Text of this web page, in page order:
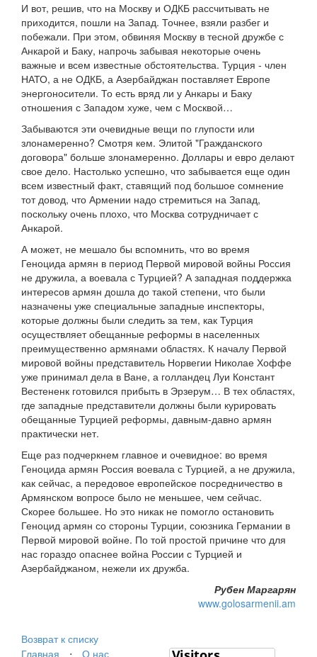
И вот, решив, что на Москву и ОДКБ рассчитывать не
приходится, пошли на Запад. Точнее, взяли разбег и
побежали. При этом, обвиняя Москву в тесной дружбе с
Анкарой и Баку, напрочь забывая некоторые очень
важные и всем известные обстоятельства. Турция - член
НАТО, а не ОДКБ, а Азербайджан поставляет Европе
энергоносители. То есть вряд ли у Анкары и Баку
отношения с Западом хуже, чем с Москвой…
Забываются эти очевидные вещи по глупости или
злонамеренно? Смотря кем. Элитой "Гражданского
договора" больше злонамеренно. Доллары и евро делают
свое дело. Настолько успешно, что забывается еще один
всем известный факт, ставящий под большое сомнение
тот довод, что Армении надо стремиться на Запад,
поскольку очень плохо, что Москва сотрудничает с
Анкарой.
А может, не мешало бы вспомнить, что во время
Геноцида армян в период Первой мировой войны Россия
не дружила, а воевала с Турцией? А западная поддержка
интересов армян дошла до такой степени, что были
назначены уже специальные западные инспекторы,
которые должны были следить за тем, как Турция
осуществляет обещанные реформы в населенных
преимущественно армянами областях. К началу Первой
мировой войны представитель Норвегии Николае Хоффе
уже принимал дела в Ване, а голландец Луи Констант
Вестененк готовился прибыть в Эрзерум… В тех областях,
где западные представители должны были курировать
обещанные Турцией реформы, давным-давно армян
практически нет.
Еще раз подчеркнем главное и очевидное: во время
Геноцида армян Россия воевала с Турцией, а не дружила,
как сейчас, а передовое европейское посредничество в
Армянском вопросе было не меньшее, чем сейчас.
Скорее большее. Но это никак не помогло остановить
Геноцид армян со стороны Турции, союзника Германии в
Первой мировой войне. По той простой причине что для
нас гораздо опаснее война России с Турцией и
Азербайджаном, нежели их дружба.
Рубен Маргарян
www.golosarmenii.am
Возврат к списку
Главная
⋅ О нас